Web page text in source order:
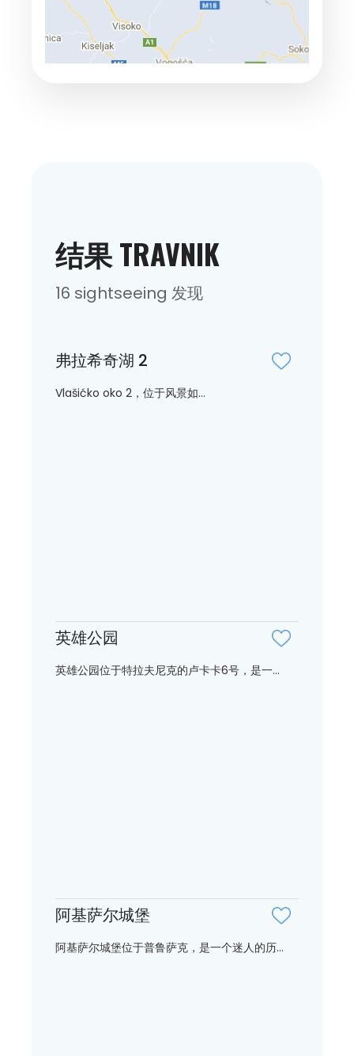
结果 TRAVNIK
16 sightseeing 发现
弗拉希奇湖 2
Vlašićko oko 2，位于风景如...
英雄公园
英雄公园位于特拉夫尼克的卢卡卡6号，是一...
阿基萨尔城堡
阿基萨尔城堡位于普鲁萨克，是一个迷人的历...